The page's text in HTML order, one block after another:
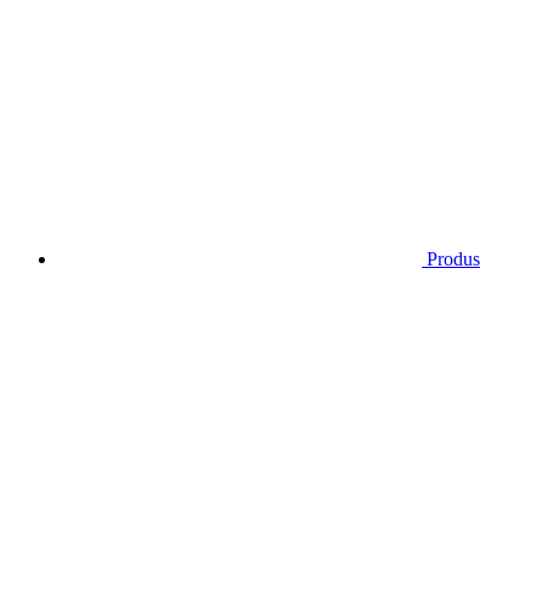
Produs